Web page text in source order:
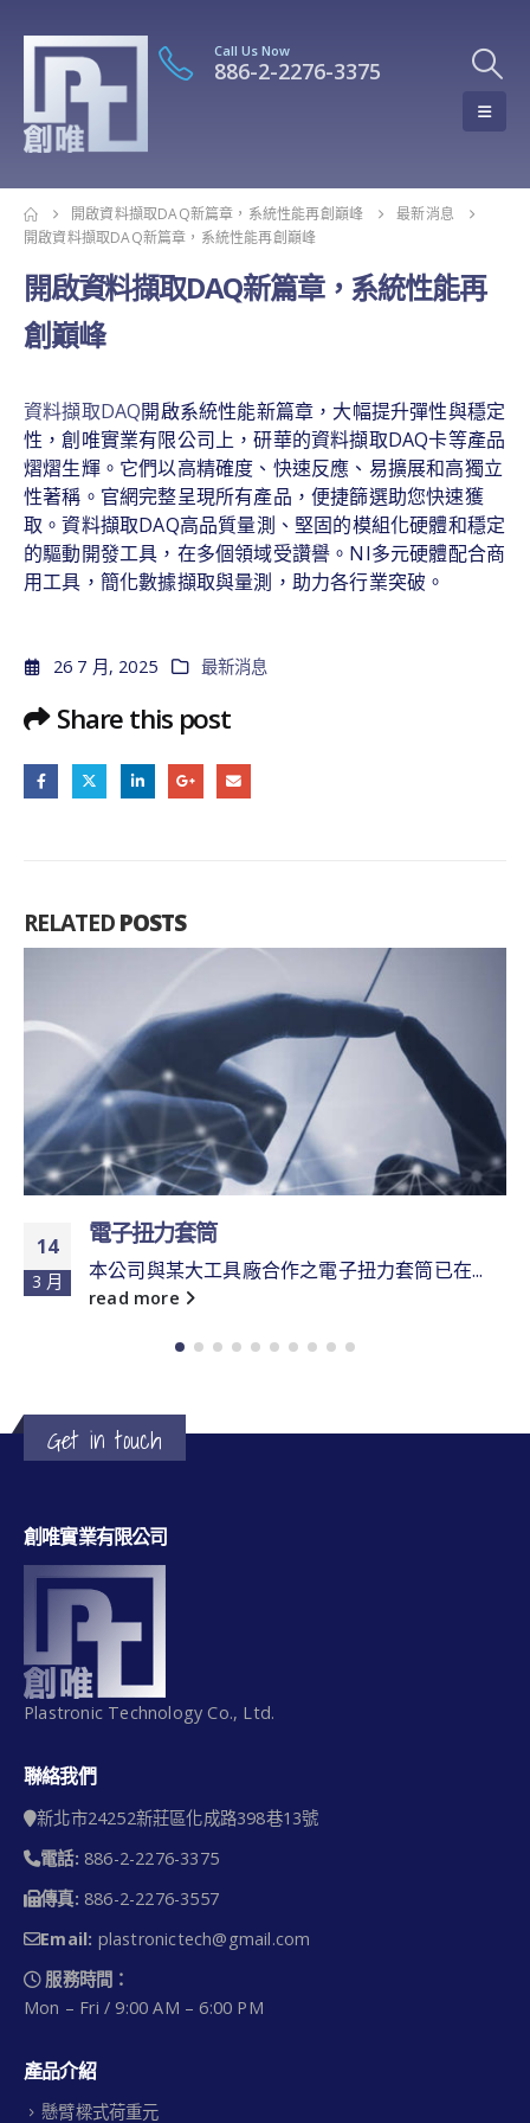
Call Us Now
886-2-2276-3375
開啟資料擷取DAQ新篇章，系統性能再創巔峰
最新消息
開啟資料擷取DAQ新篇章，系統性能再創巔峰
開啟資料擷取DAQ新篇章，系統性能再
創巔峰
資料擷取DAQ開啟系統性能新篇章，大幅提升彈性與穩定
性，創唯實業有限公司上，研華的資料擷取DAQ卡等產品
熠熠生輝。它們以高精確度、快速反應、易擴展和高獨立
性著稱。官網完整呈現所有產品，便捷篩選助您快速獲
取。資料擷取DAQ高品質量測、堅固的模組化硬體和穩定
的驅動開發工具，在多個領域受讚譽。NI多元硬體配合商
用工具，簡化數據擷取與量測，助力各行業突破。
26 7 月, 2025 最新消息
Share this post
RELATEDPOSTS
14
3 月
電子扭力套筒
本公司與某大工具廠合作之電子扭力套筒已在...
read more
Get in touch
創唯實業有限公司
Plastronic Technology Co., Ltd.
聯絡我們
新北市24252新莊區化成路398巷13號
電話: 886-2-2276-3375
傳真: 886-2-2276-3557
Email: plastronictech@gmail.com
服務時間：
Mon – Fri / 9:00 AM – 6:00 PM
產品介紹
懸臂樑式荷重元